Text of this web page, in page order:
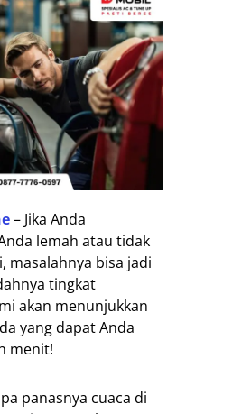
– Jika Anda
lemah atau tidak
masalahnya bisa jadi
tingkat
akan menunjukkan
yang dapat Anda
menit!
panasnya cuaca di